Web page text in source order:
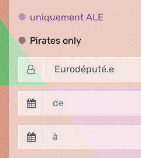
uniquement ALE
Pirates onlyPirates only